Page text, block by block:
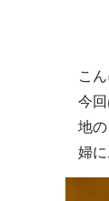
こ
今
地
婦に
ビ
ゲ
ー